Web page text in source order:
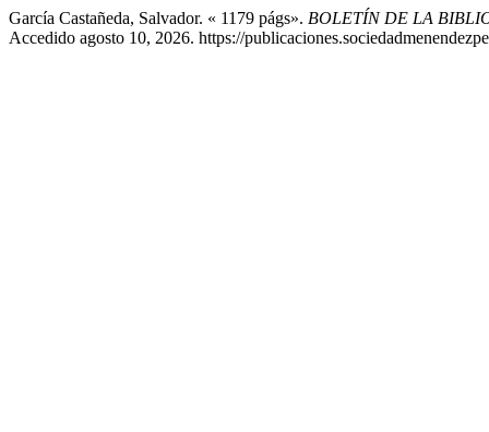
García Castañeda, Salvador. « 1179 págs». BOLETÍN DE LA
Accedido agosto 10, 2026. https://